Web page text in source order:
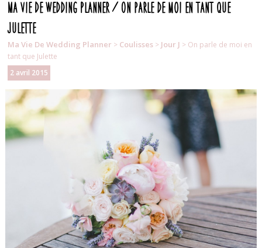
Ma Vie De Wedding Planner / On parle de moi en tant que
Julette
Ma Vie De Wedding Planner > Coulisses > Jour J > On parle de moi en
tant que Julette
2 avril 2015